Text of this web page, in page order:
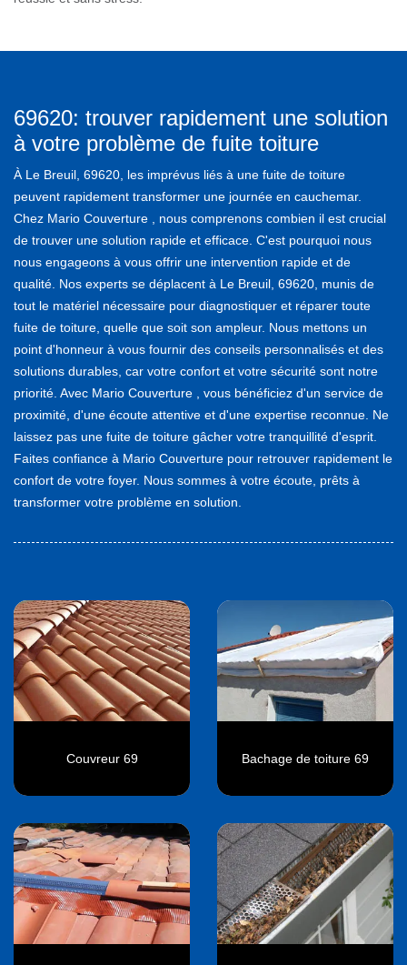
69620: trouver rapidement une solution
à votre problème de fuite toiture
À Le Breuil, 69620, les imprévus liés à une fuite de toiture
peuvent rapidement transformer une journée en cauchemar.
Chez Mario Couverture , nous comprenons combien il est crucial
de trouver une solution rapide et efficace. C'est pourquoi nous
nous engageons à vous offrir une intervention rapide et de
qualité. Nos experts se déplacent à Le Breuil, 69620, munis de
tout le matériel nécessaire pour diagnostiquer et réparer toute
fuite de toiture, quelle que soit son ampleur. Nous mettons un
point d'honneur à vous fournir des conseils personnalisés et des
solutions durables, car votre confort et votre sécurité sont notre
priorité. Avec Mario Couverture , vous bénéficiez d'un service de
proximité, d'une écoute attentive et d'une expertise reconnue. Ne
laissez pas une fuite de toiture gâcher votre tranquillité d'esprit.
Faites confiance à Mario Couverture pour retrouver rapidement le
confort de votre foyer. Nous sommes à votre écoute, prêts à
transformer votre problème en solution.
Couvreur 69 Bachage de toiture 69